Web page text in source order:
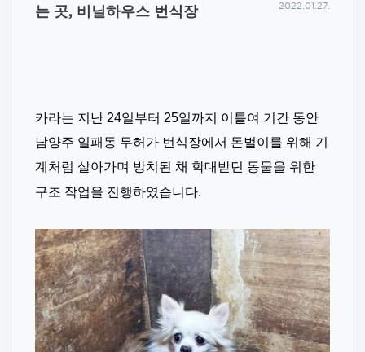
는 곳, 비닐하우스 번식장
2022.01.27.
카라는 지난 24일부터 25일까지 이틀여 기간 동안
남양주 일패동 무허가 번식장에서 돈벌이를 위해 기
계처럼 살아가며 방치된 채 학대받던 동물을 위한
구조 작업을 진행하였습니다.